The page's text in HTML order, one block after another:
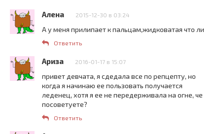
Алена 2015-12-30 в 03:24
А у меня прилипает к пальцам,жидковатая что ли
Ответить
Ариза 2016-01-17 в 15:07
привет девчата, я сдедала все по репцепту, но
когда я начинаю ее пользовать получается
леденец, хотя я ее не передерживала на огне, че
посоветуете?
Ответить